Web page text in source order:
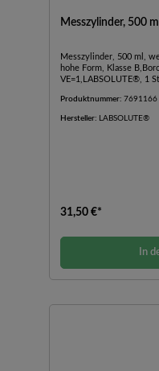
Messzylinder, 500
Messzylinder, 500 ml,
hohe Form, Klasse
VE=1,LABSOLUTE®, 1
Produktnummer: 7691166
Hersteller: LABSOLUTE®
31,50 €*
In